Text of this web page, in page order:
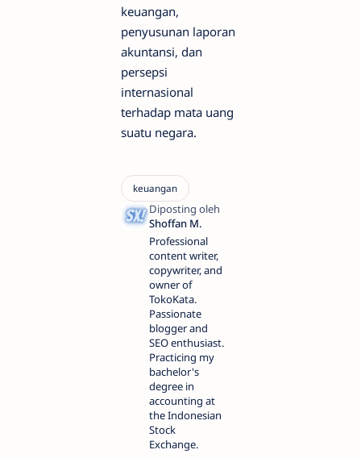
keuangan,
penyusunan laporan
akuntansi, dan
persepsi
internasional
terhadap mata uang
suatu negara.
Professional
content writer,
copywriter, and
owner of
TokoKata.
Passionate
blogger and
SEO enthusiast.
Practicing my
bachelor's
degree in
accounting at
the Indonesian
Stock
Exchange.